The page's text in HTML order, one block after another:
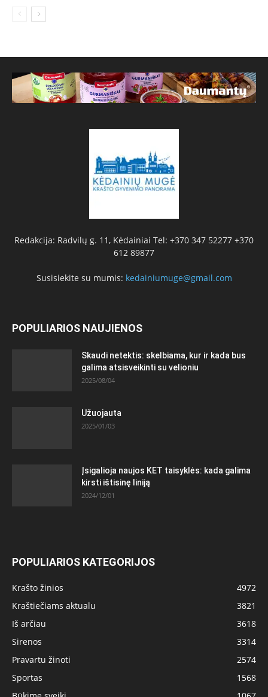
Redakcija: Radvilų g. 11, Kėdainiai Tel: +370 347 52277 +370
612 89877
Susisiekite su mumis: kedainiumuge@gmail.com
POPULIARIOS NAUJIENOS
Skaudi netektis: skelbiama, kur ir kada bus
galima atsisveikinti su velioniu
2025/08/04
Užuojauta
2025/01/03
Įsigalioja naujos KET taisyklės: kada galima
kirsti ištisinę liniją
2024/12/01
POPULIARIOS KATEGORIJOS
Krašto žinios
4972
Kraštiečiams aktualu
3821
Iš arčiau
3618
Sirenos
3314
Pravartu žinoti
2574
Sportas
1568